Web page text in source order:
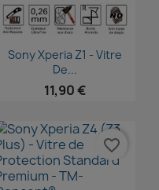
Aperçu rapide
Sony Xperia Z1 - Vitre
De...
11,90 €
favorite_border